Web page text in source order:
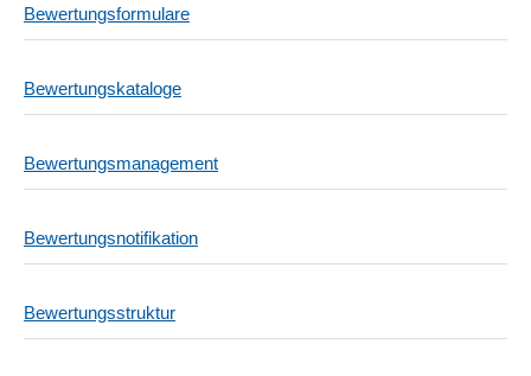
Bewertungsformulare
Bewertungskataloge
Bewertungsmanagement
Bewertungsnotifikation
Bewertungsstruktur